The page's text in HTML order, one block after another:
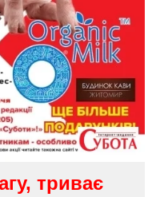
триває